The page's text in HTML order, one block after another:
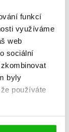
funkcí
využíváme
web
sociální
byly
používáte